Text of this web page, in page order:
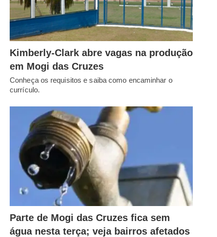
Kimberly-Clark abre vagas na produção
em Mogi das Cruzes
Conheça os requisitos e saiba como encaminhar o
currículo.
Parte de Mogi das Cruzes fica sem
água nesta terça; veja bairros afetados